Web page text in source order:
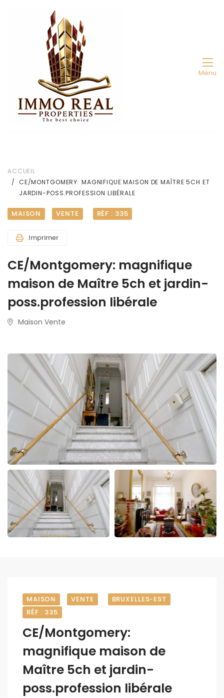
Menu
ACCUEIL
CE/MONTGOMERY: MAGNIFIQUE MAISON DE MAÎTRE 5CH ET
JARDIN-POSS.PROFESSION LIBÉRALE
MAISON VENTE RÉF : 335
Imprimer
CE/Montgomery: magnifique
maison de Maître 5ch et jardin-
poss.profession libérale
Maison Vente
MAISON VENTE
BRUXELLES-EST
RÉF : 335
CE/Montgomery:
magnifique maison de
Maître 5ch et jardin-
poss.profession libérale